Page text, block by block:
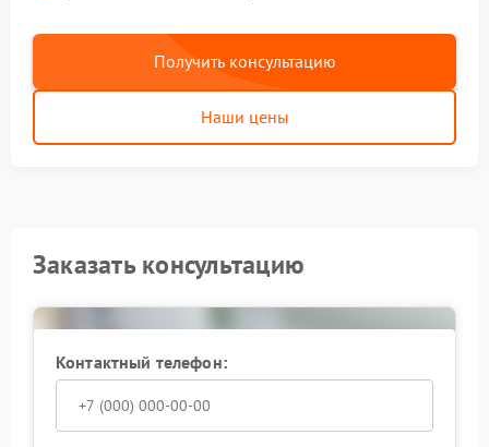
Получить консультацию
Наши цены
Заказать консультацию
Контактный телефон: